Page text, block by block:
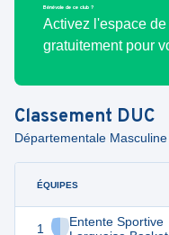
Bénévole de ce club ?
Activez l'espace de
gratuitement pour
Classement DUC
Départementale
ÉQUIPES
1
Entente Sportive
34